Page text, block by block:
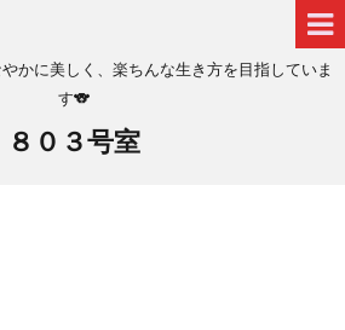
かに美しく、楽ちんな生き方を目指していま
す🐨
８０３号室